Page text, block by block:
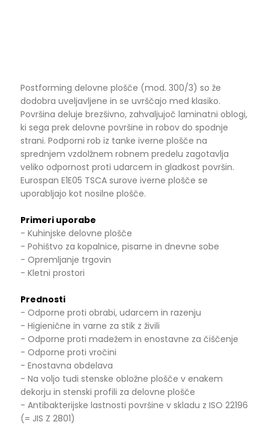
Postforming delovne plošče (mod. 300/3) so že
dodobra uveljavljene in se uvrščajo med klasiko.
Površina deluje brezšivno, zahvaljujoč laminatni oblogi,
ki sega prek delovne površine in robov do spodnje
strani. Podporni rob iz tanke iverne plošče na
sprednjem vzdolžnem robnem predelu zagotavlja
veliko odpornost proti udarcem in gladkost površin.
Eurospan E1E05 TSCA surove iverne plošče se
uporabljajo kot nosilne plošče.
Primeri uporabe
- Kuhinjske delovne plošče
- Pohištvo za kopalnice, pisarne in dnevne sobe
- Opremljanje trgovin
- Kletni prostori
Prednosti
- Odporne proti obrabi, udarcem in razenju
- Higienične in varne za stik z živili
- Odporne proti madežem in enostavne za čiščenje
- Odporne proti vročini
- Enostavna obdelava
- Na voljo tudi stenske obložne plošče v enakem
dekorju in stenski profili za delovne plošče
- Antibakterijske lastnosti površine v skladu z ISO 22196
(= JIS Z 2801)